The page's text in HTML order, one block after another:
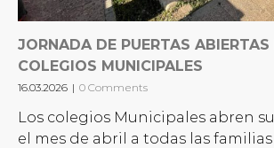
JORNADA DE PUERTAS ABIERTAS
COLEGIOS MUNICIPALES
16.03.2026 | 0 Comments
Los colegios Municipales abren
el mes de abril a todas las